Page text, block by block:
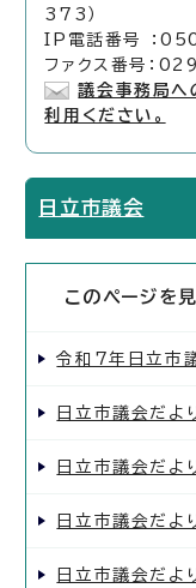
373）
IP電話番号 ：
ファクス番号：
議会事務局へ
利用ください。
日立市議会
このページを
令和7年日立市
日立市議会だよ
日立市議会だ
日立市議会だよ
日立市議会だ